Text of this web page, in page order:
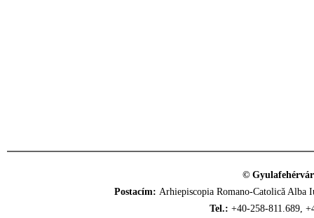
©
Postacím: Arhiepiscopia Romano-Catolică
Tel.: +40-258-811.689,